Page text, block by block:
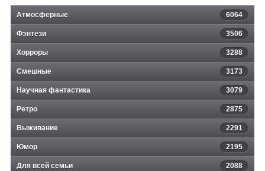
Атмосферные 6064
Фэнтези 3506
Хорроры 3288
Смешные 3173
Научная фантастика 3079
Ретро 2875
Выживание 2291
Юмор 2195
Для всей семьи 2088